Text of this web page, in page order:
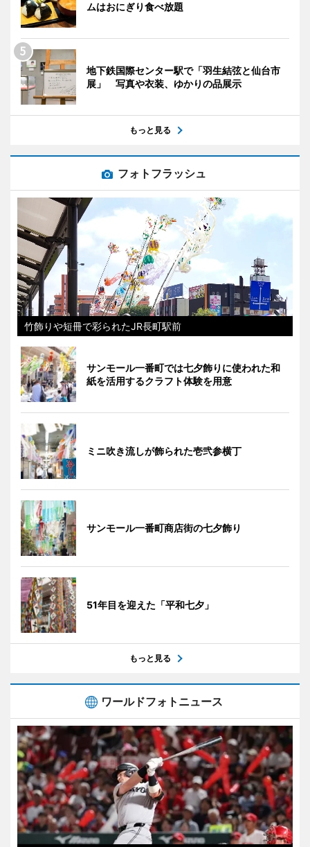
ムはおにぎり食べ放題
地下鉄国際センター駅で「羽生結弦と仙台市
展」 写真や衣装、ゆかりの品展示
もっと見る
フォトフラッシュ
竹飾りや短冊で彩られたJR長町駅前
サンモール一番町では七夕飾りに使われた和
紙を活用するクラフト体験を用意
ミニ吹き流しが飾られた壱弐参横丁
サンモール一番町商店街の七夕飾り
51年目を迎えた「平和七夕」
もっと見る
ワールドフォトニュース